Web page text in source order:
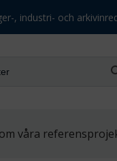
, industri- och
våra